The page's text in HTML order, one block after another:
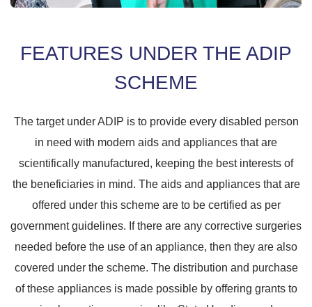
FEATURES UNDER THE ADIP
SCHEME
The target under ADIP is to provide every disabled person
in need with modern aids and appliances that are
scientifically manufactured, keeping the best interests of
the beneficiaries in mind. The aids and appliances that are
offered under this scheme are to be certified as per
government guidelines. If there are any corrective surgeries
needed before the use of an appliance, then they are also
covered under the scheme. The distribution and purchase
of these appliances is made possible by offering grants to